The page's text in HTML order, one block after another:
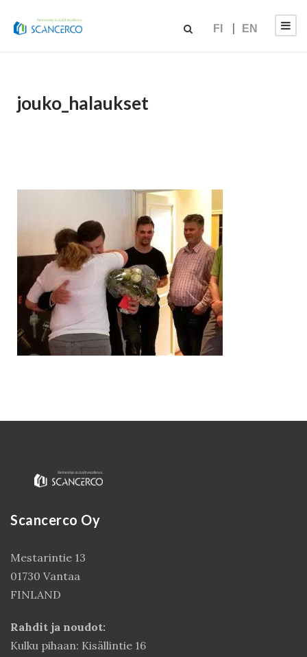
FI EN
jouko_halaukset
Scancerco Oy
Mestarintie 13
01730 Vantaa
FINLAND
Rahdit ja noudot:
Kulku pihaan: Kisällintie 16